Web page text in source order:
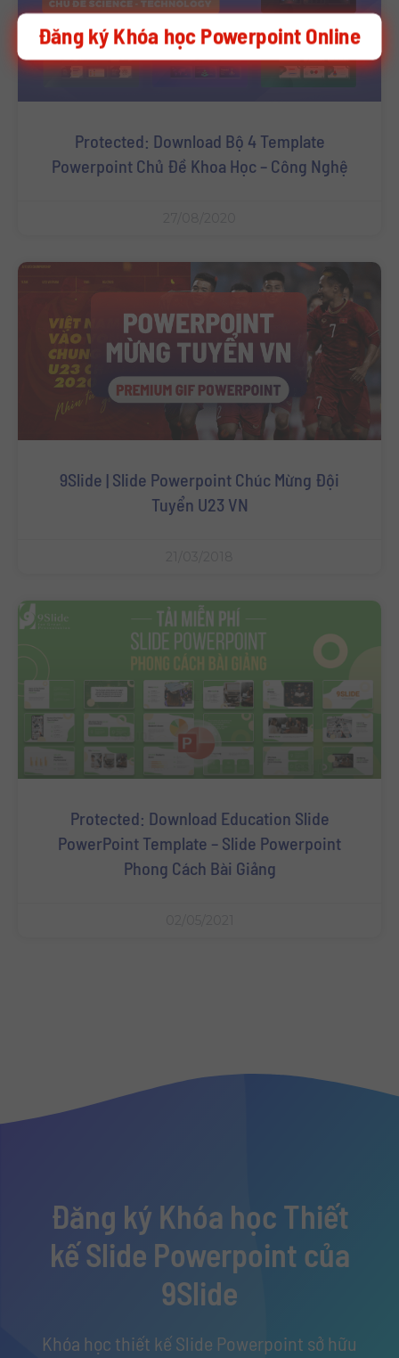
Protected: Download Bộ 4 Template
Powerpoint Chủ Đề Khoa Học – Công Nghệ
9Slide | Slide Powerpoint Chúc Mừng Đội
Tuyển U23 VN
Protected: Download Education Slide
PowerPoint Template – Slide Powerpoint
Phong Cách Bài Giảng
Đăng ký Khóa học Thiết
kế Slide Powerpoint của
9Slide
Khóa học thiết kế Slide Powerpoint sở hữu
Đăng ký Khóa học Powerpoint Online